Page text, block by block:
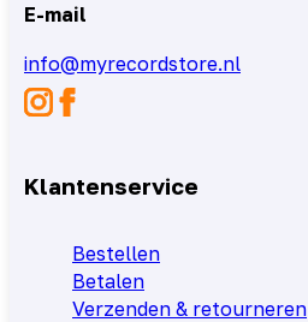
E-mail
info@myrecordstore.nl
Klantenservice
Bestellen
Betalen
Verzenden & retourneren